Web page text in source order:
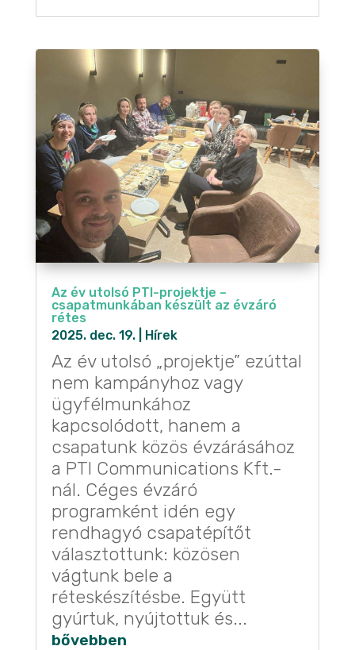
Az év utolsó PTI-projektje –
csapatmunkában készült az évzáró
rétes
2025. dec. 19.| Hírek
Az év utolsó „projektje” ezúttal
nem kampányhoz vagy
ügyfélmunkához
kapcsolódott, hanem a
csapatunk közös évzárásához
a PTI Communications Kft.-
nál. Céges évzáró
programként idén egy
rendhagyó csapatépítőt
választottunk: közösen
vágtunk bele a
réteskészítésbe. Együtt
gyúrtuk, nyújtottuk és...
bővebben